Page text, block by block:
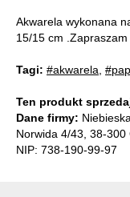
Akwarela wykonana
15/15 cm .Zapraszam
Tagi: #akwarela,
Ten produkt
Dane firmy:
Norwida 4/43, 38-300
NIP: 738-190-99-97